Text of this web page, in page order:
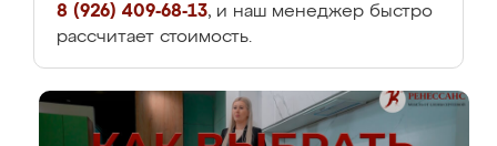
8 (926) 409-68-13, и наш менеджер быстро
рассчитает стоимость.